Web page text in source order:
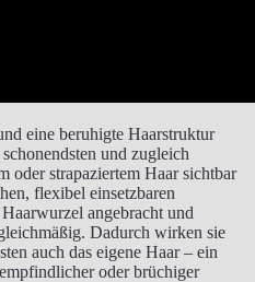
eine beruhigte Haarstruktur
und zugleich
oder strapaziertem Haar sichtbar
flexibel einsetzbaren
angebracht und
Dadurch wirken sie
auch das eigene Haar – ein
oder brüchiger